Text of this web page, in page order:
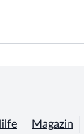
Magazin